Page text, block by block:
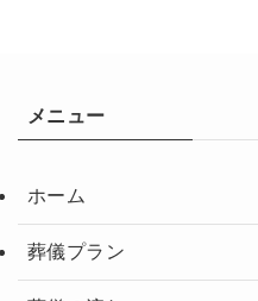
メニュー
ホーム
葬儀プラン